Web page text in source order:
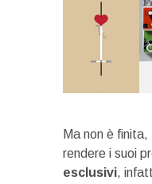
Ma non è
rendere i suoi
esclusivi,